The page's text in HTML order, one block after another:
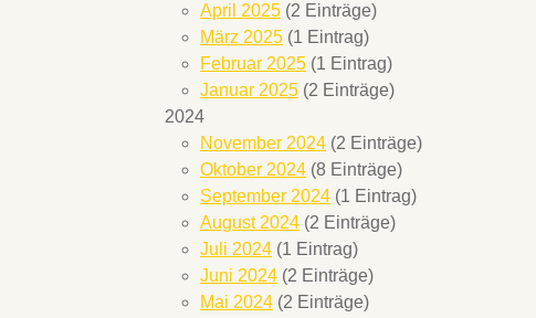
April 2025 (2 Einträge)
März 2025 (1 Eintrag)
Februar 2025 (1 Eintrag)
Januar 2025 (2 Einträge)
2024
November 2024 (2 Einträge)
Oktober 2024 (8 Einträge)
September 2024 (1 Eintrag)
August 2024 (2 Einträge)
Juli 2024 (1 Eintrag)
Juni 2024 (2 Einträge)
Mai 2024 (2 Einträge)